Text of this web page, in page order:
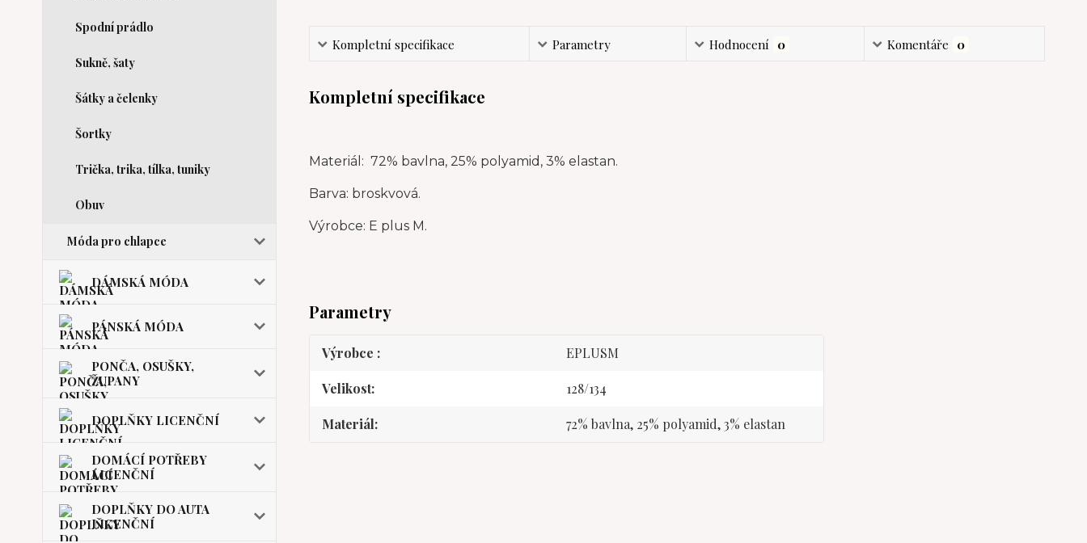
Spodní prádlo
Sukně, šaty
Šátky a čelenky
Šortky
Trička, trika, tílka, tuniky
Obuv
Móda pro chlapce
DÁMSKÁ MÓDA
PÁNSKÁ MÓDA
PONČA, OSUŠKY,
ŽUPANY
DOPLŇKY LICENČNÍ
DOMÁCÍ POTŘEBY
LICENČNÍ
DOPLŇKY DO AUTA
LICENČNÍ
Kompletní specifikace Parametry Hodnocení 0 Komentáře 0
Kompletní specifikace
Materiál: 72% bavlna, 25% polyamid, 3% elastan.
Barva: broskvová.
Výrobce: E plus M.
Parametry
Výrobce EPLUSM
Velikost 128/134
Materiál 72% bavlna, 25% polyamid, 3% elastan